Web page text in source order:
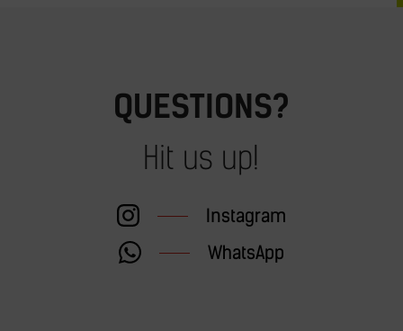
QUESTIONS?
Hit us up!
Instagram
WhatsApp